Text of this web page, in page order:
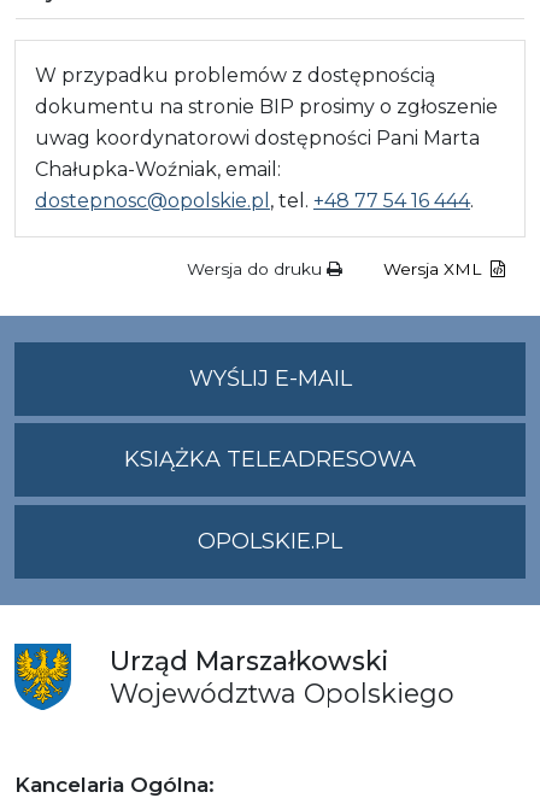
W przypadku problemów z dostępnością
dokumentu na stronie BIP prosimy o zgłoszenie
uwag koordynatorowi dostępności Pani Marta
Chałupka-Woźniak, email:
dostepnosc@opolskie.pl , tel. +48 77 54 16 444.
Wersja do druku Wersja XML
WYŚLIJ E-MAILNA
ADRES
KSIĄŻKA TELEADRESOWA
OPOLSKIE.PL
Urząd Marszałkowski
Województwa Opolskiego
Kancelaria Ogólna: